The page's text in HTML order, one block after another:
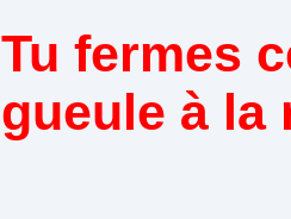
Tu fermes
gueule à la